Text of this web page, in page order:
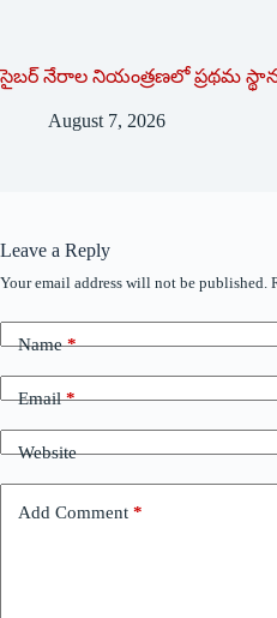
సైబర్ నేరాల నియంత్రణలో ప్రథమ
August 7, 2026
Leave a Reply
Your email address will not be published.
Name*
Email*
Website
Add Comment *